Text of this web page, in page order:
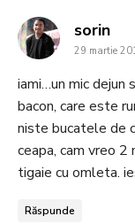
sorinsays:
29 martie
iami…un mic dejun
bacon, care este
niste bucatele de
ceapa, cam vreo 2
tigaie cu omleta.
Răspunde